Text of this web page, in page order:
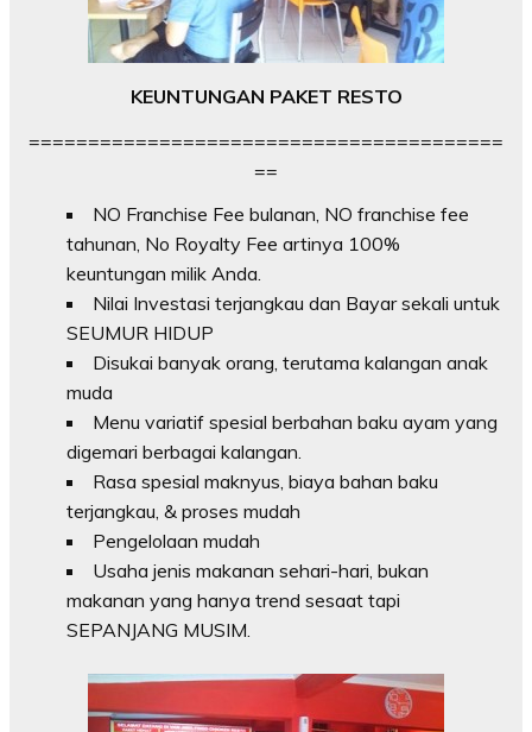
KEUNTUNGAN PAKET RESTO
========================================
==
NO Franchise Fee bulanan, NO franchise fee
tahunan, No Royalty Fee artinya 100%
keuntungan milik Anda.
Nilai Investasi terjangkau dan Bayar sekali untuk
SEUMUR HIDUP
Disukai banyak orang, terutama kalangan anak
muda
Menu variatif spesial berbahan baku ayam yang
digemari berbagai kalangan.
Rasa spesial maknyus, biaya bahan baku
terjangkau, & proses mudah
Pengelolaan mudah
Usaha jenis makanan sehari-hari, bukan
makanan yang hanya trend sesaat tapi
SEPANJANG MUSIM.